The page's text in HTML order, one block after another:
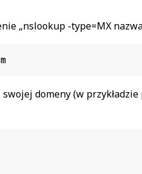
„nslookup -type=MX
domeny (w